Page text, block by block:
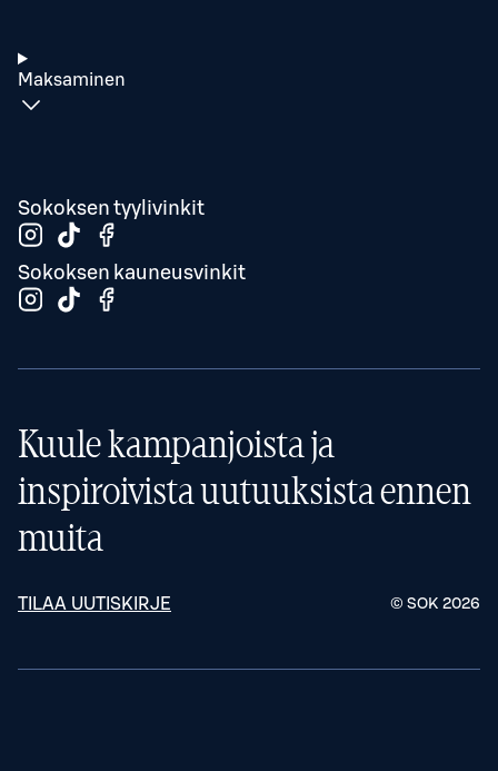
Maksaminen
Sokoksen tyylivinkit
Sokoksen kauneusvinkit
Kuule kampanjoista ja
inspiroivista uutuuksista ennen
muita
TILAA UUTISKIRJE © SOK 2026